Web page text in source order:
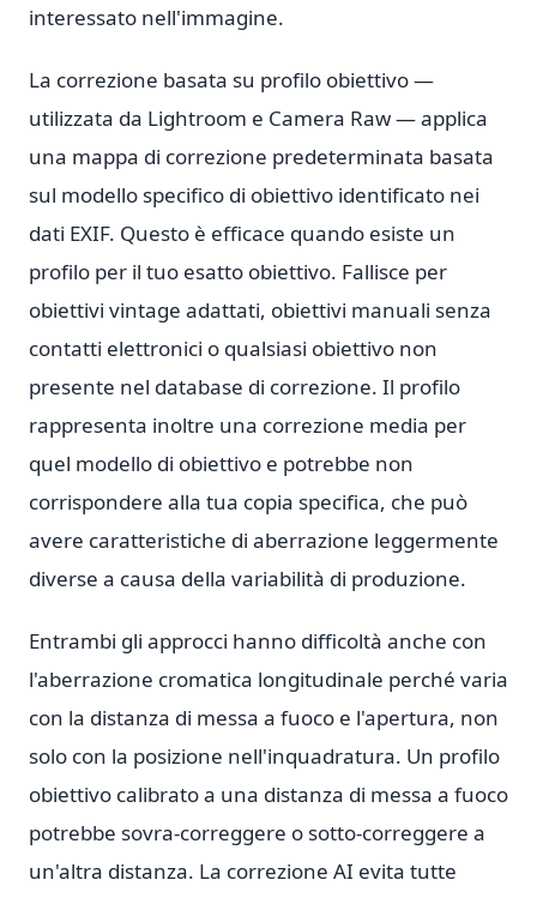
interessato nell'immagine.
La correzione basata su profilo obiettivo —
utilizzata da Lightroom e Camera Raw — applica
una mappa di correzione predeterminata basata
sul modello specifico di obiettivo identificato nei
dati EXIF. Questo è efficace quando esiste un
profilo per il tuo esatto obiettivo. Fallisce per
obiettivi vintage adattati, obiettivi manuali senza
contatti elettronici o qualsiasi obiettivo non
presente nel database di correzione. Il profilo
rappresenta inoltre una correzione media per
quel modello di obiettivo e potrebbe non
corrispondere alla tua copia specifica, che può
avere caratteristiche di aberrazione leggermente
diverse a causa della variabilità di produzione.
Entrambi gli approcci hanno difficoltà anche con
l'aberrazione cromatica longitudinale perché varia
con la distanza di messa a fuoco e l'apertura, non
solo con la posizione nell'inquadratura. Un profilo
obiettivo calibrato a una distanza di messa a fuoco
potrebbe sovra-correggere o sotto-correggere a
un'altra distanza. La correzione AI evita tutte